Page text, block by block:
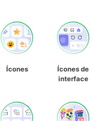
Ícones
Ícones de
interface